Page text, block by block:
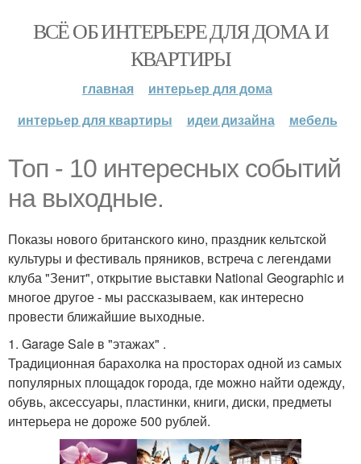
ВСЁ ОБ ИНТЕРЬЕРЕ ДЛЯ ДОМА И
КВАРТИРЫ
главная
интерьер для дома
интерьер для квартиры
идеи дизайна мебель
Топ - 10 интересных событий
на выходные.
Показы нового британского кино, праздник кельтской
культуры и фестиваль пряников, встреча с легендами
клуба "Зенит", открытие выставки National Geographic и
многое другое - мы рассказываем, как интересно
провести ближайшие выходные.
1. Garage Sale в "этажах" .
Традиционная барахолка на просторах одной из самых
популярных площадок города, где можно найти одежду,
обувь, аксессуары, пластинки, книги, диски, предметы
интерьера не дороже 500 рублей.